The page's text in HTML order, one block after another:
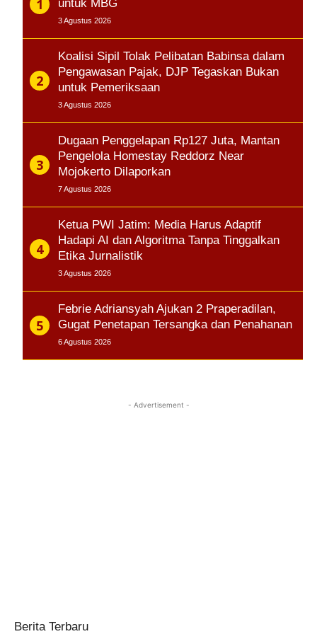
untuk MBG
3 Agustus 2026
Koalisi Sipil Tolak Pelibatan Babinsa dalam
Pengawasan Pajak, DJP Tegaskan Bukan
untuk Pemeriksaan
3 Agustus 2026
Dugaan Penggelapan Rp127 Juta, Mantan
Pengelola Homestay Reddorz Near
Mojokerto Dilaporkan
7 Agustus 2026
Ketua PWI Jatim: Media Harus Adaptif
Hadapi AI dan Algoritma Tanpa Tinggalkan
Etika Jurnalistik
3 Agustus 2026
Febrie Adriansyah Ajukan 2 Praperadilan,
Gugat Penetapan Tersangka dan Penahanan
6 Agustus 2026
- Advertisement -
Berita Terbaru